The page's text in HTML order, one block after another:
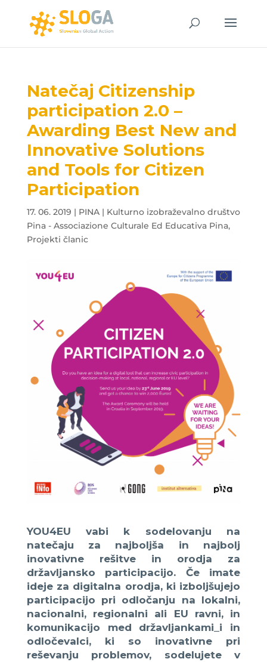
Natečaj Citizenship
participation 2.0 –
Awarding Best New and
Innovative Solutions
and Tools for Citizen
Participation
17. 06. 2019 | PINA | Kulturno izobraževalno društvo
Pina - Associazione Culturale Ed Educativa Pina,
Projekti članic
YOU4EU vabi k sodelovanju na
natečaju za najboljša in najbolj
inovativne rešitve in orodja za
državljansko participacijo. Če imate
ideje za digitalna orodja, ki izboljšujejo
participacijo pri odločanju na lokalni,
nacionalni, regionalni ali EU ravni, in
komunikacijo med državljankami_i in
odločevalci, ki so inovativne pri
reševanju problemov, sodelujete v